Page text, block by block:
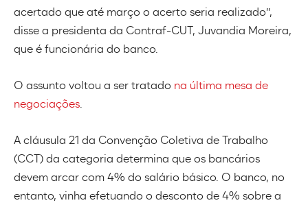
acertado que até março o acerto seria realizado”,
disse a presidenta da Contraf-CUT, Juvandia Moreira,
que é funcionária do banco.
O assunto voltou a ser tratado na última mesa de
negociações
A cláusula 21 da Convenção Coletiva de Trabalho
(CCT) da categoria determina que os bancários
devem arcar com 4% do salário básico. O banco, no
entanto, vinha efetuando o desconto de 4% sobre a